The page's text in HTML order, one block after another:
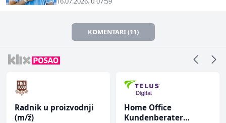
KOMENTARI (11)
Radnik u proizvodnji
(m/ž)
Home Office
Kundenberater